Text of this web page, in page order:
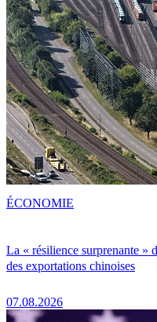
La « résilience surprenante »
des exportations chinoises
07.08.2026
ÉCONOMIE